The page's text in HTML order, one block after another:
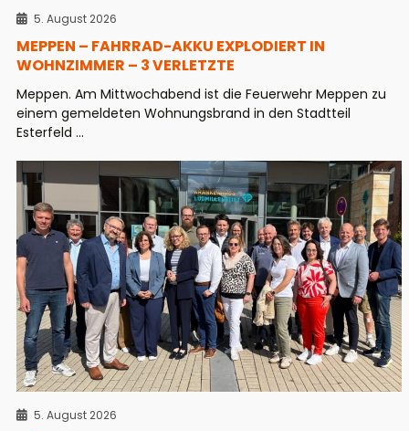
5. August 2026
MEPPEN – FAHRRAD-AKKU EXPLODIERT IN
WOHNZIMMER – 3 VERLETZTE
Meppen. Am Mittwochabend ist die Feuerwehr Meppen zu
einem gemeldeten Wohnungsbrand in den Stadtteil
Esterfeld ...
5. August 2026